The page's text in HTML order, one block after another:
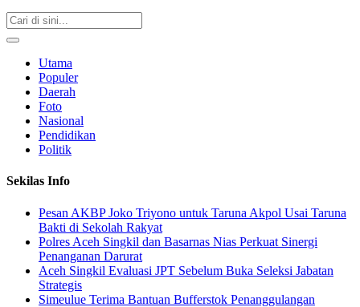
Utama
Populer
Daerah
Foto
Nasional
Pendidikan
Politik
Sekilas Info
Pesan AKBP Joko Triyono untuk Taruna Akpol Usai Taruna
Bakti di Sekolah Rakyat
Polres Aceh Singkil dan Basarnas Nias Perkuat Sinergi
Penanganan Darurat
Aceh Singkil Evaluasi JPT Sebelum Buka Seleksi Jabatan
Strategis
Simeulue Terima Bantuan Bufferstok Penanggulangan